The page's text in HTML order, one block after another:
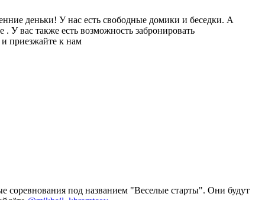
деньки! У нас есть свободные домики и беседки. А
У вас также есть возможность забронировать
приезжайте к нам
соревнования под названием "Веселые старты". Они будут